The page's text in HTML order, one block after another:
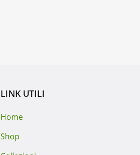
LINK UTILI
Home
Shop